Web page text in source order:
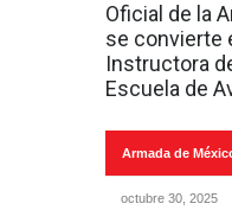
Oficial de la
se convierte
Instructora
Escuela de
Armada de
octubre 30, 2025